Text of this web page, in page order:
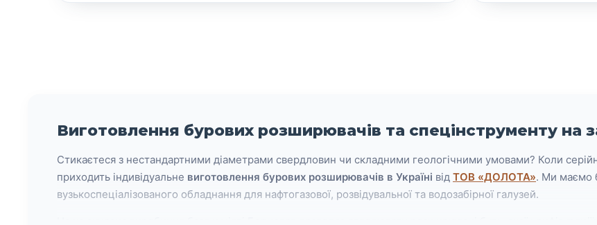
Виготовлення бурових розширювачів та спецінструменту на
Стикаєтеся з нестандартними діаметрами свердловин чи складними геологічними умовами? Коли
приходить індивідуальне виготовлення бурових розширювачів в Україні від ТОВ «ДОЛОТА». Ми маємо
вузькоспеціалізованого обладнання для нафтогазової, розвідувальної та водозабірної галузей.